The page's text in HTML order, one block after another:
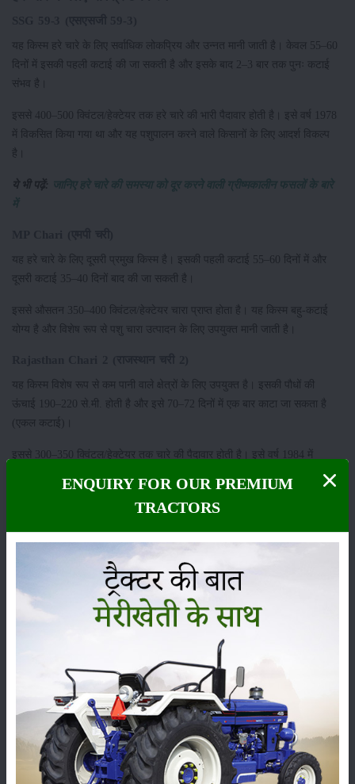
यह किस्म हरे चारे के लिए सर्वाधिक लोकप्रिय और उन्नत मानी जाती है। केवल 55–60
दिनों में इसकी पहली कटाई की जा सकती है और इसके बाद 2–3 बार तक पुनः कटाई
संभव है।
इससे 400–500 क्विंटल/हेक्टेयर तक हरे चारे की भारी पैदावार होती है। इसे वर्ष 1978
में विकसित किया गया था और यह पशुपालन करने वाले किसानों के लिए आदर्श विकल्प
है।
ये भी पढ़ें: जानिए हरे चारे की समस्या को दूर करने वाली ग्रीष्मकालीन फसलों के बारे
में
यह हरे चारे के लिए दूसरी प्रमुख किस्म है। इसकी पहली कटाई 55–60 दिनों में और
दूसरी कटाई 35–40 दिनों बाद की जा सकती है।
इससे औसतन 350–400 क्विंटल/हेक्टेयर चारा प्राप्त होता है। यह किस्म बहु-कटाई
योग्य है और विशेष रूप से पशु चारा उत्पादन के लिए उपयुक्त मानी जाती है।
यह किस्म विशेष रूप से कम पानी वाले क्षेत्रों के लिए उपयुक्त है। इसकी पौधों की
ऊंचाई 190–220 से.मी. होती है और इसे 70–72 दिनों में एक बार काटा जा सकता है
(एकल कटाई)।
इससे 300–350 क्विंटल/हेक्टेयर तक चारे की पैदावार होती है। इसे वर्ष 1984 में
विकसित किया गया था और यह शुष्क क्षेत्रों में चारा उत्पादन के लिए एक अच्छा विकल्प
Q-ज्वार की कौन-सी किस्म अनाज और चारे दोनों के लिए सबसे उपयुक्त मानी जाती है
और इसकी प्रमुख विशेषताएं क्या हैं?
उत्तर: CSH 16 (सीएसएच 16) किस्म अनाज और चारे दोनों के लिए उपयुक्त मानी
जाती है। यह किस्म 105–110 दिनों में तैयार होती है। इससे 45–50 क्विंटल/हेक्टेयर
अनाज और 200–220 क्विंटल/हेक्टेयर चारा प्राप्त होता है। पौधे की ऊंचाई 270–280
Q-CSV 15 किस्म की विशेषताएं क्या हैं और यह किस वर्ष विकसित की गई थी?
उत्तर: CSV 15 किस्म अनाज और चारे दोनों के उत्पादन के लिए उपयोगी है। यह 95–
105 दिनों में तैयार होती है, जिससे 35–40 क्विंटल/हेक्टेयर अनाज और 105–110
क्विंटल/हेक्टेयर चारा प्राप्त होता है। इसकी ऊंचाई 230–240 से.मी. होती है। इसे वर्ष
1994 में विकसित किया गया था।
ENQUIRY FOR OUR PREMIUM
TRACTORS